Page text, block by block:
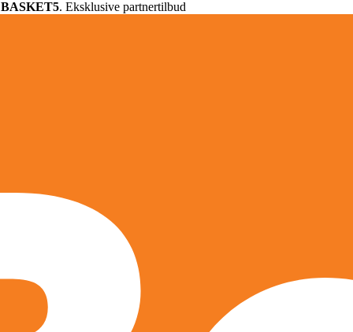
BASKET5. Eksklusive partnertilbud